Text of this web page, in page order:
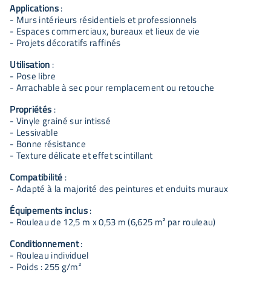
Applications:
- Murs intérieurs résidentiels et professionnels
- Espaces commerciaux, bureaux et lieux de vie
- Projets décoratifs raffinés
Utilisation :
- Pose libre
- Arrachable à sec pour remplacement ou retouche
Propriétés :
- Vinyle grainé sur intissé
- Lessivable
- Bonne résistance
- Texture délicate et effet scintillant
Compatibilité :
- Adapté à la majorité des peintures et enduits muraux
Équipements inclus:
- Rouleau de 12,5 m x 0,53 m (6,625 m² par rouleau)
Conditionnement:
- Rouleau individuel
- Poids : 255 g/m²